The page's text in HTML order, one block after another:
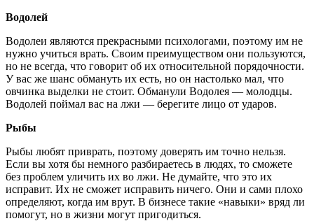
Водолей
Водолеи являются прекрасными психологами, поэтому им не
нужно учиться врать. Своим преимуществом они пользуются,
но не всегда, что говорит об их относительной порядочности.
У вас же шанс обмануть их есть, но он настолько мал, что
овчинка выделки не стоит. Обманули Водолея — молодцы.
Водолей поймал вас на лжи — берегите лицо от ударов.
Рыбы
Рыбы любят приврать, поэтому доверять им точно нельзя.
Если вы хотя бы немного разбираетесь в людях, то сможете
без проблем уличить их во лжи. Не думайте, что это их
исправит. Их не сможет исправить ничего. Они и сами плохо
определяют, когда им врут. В бизнесе такие «навыки» вряд ли
помогут, но в жизни могут пригодиться.